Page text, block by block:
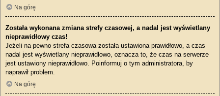
Na górę
Została wykonana zmiana strefy czasowej, a nadal jest wyświetlany
nieprawidłowy czas!
Jeżeli na pewno strefa czasowa została ustawiona prawidłowo, a czas
nadal jest wyświetlany nieprawidłowo, oznacza to, że czas na serwerze
jest ustawiony nieprawidłowo. Poinformuj o tym administratora, by
naprawił problem.
Na górę